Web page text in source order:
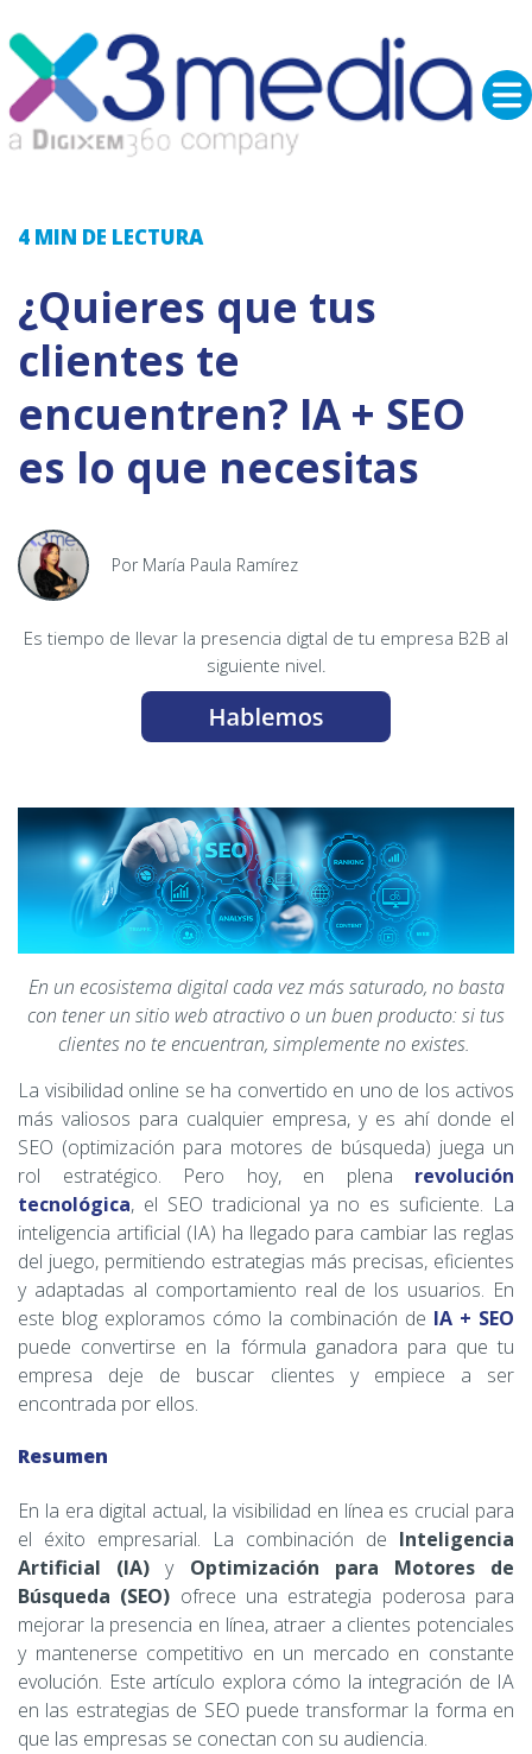
4 MIN DE LECTURA
¿Quieres que tus
clientes te
encuentren? IA + SEO
es lo que necesitas
Por María Paula Ramírez
Es tiempo de llevar la presencia digtal de tu empresa B2B al
siguiente nivel.
En un ecosistema digital cada vez más saturado, no basta
con tener un sitio web atractivo o un buen producto: si tus
clientes no te encuentran, simplemente no existes.
La visibilidad online se ha convertido en uno de los activos
más valiosos para cualquier empresa, y es ahí donde el
SEO (optimización para motores de búsqueda) juega un
rol estratégico. Pero hoy, en plena revolución
tecnológica, el SEO tradicional ya no es suficiente. La
inteligencia artificial (IA) ha llegado para cambiar las reglas
del juego, permitiendo estrategias más precisas, eficientes
y adaptadas al comportamiento real de los usuarios. En
este blog exploramos cómo la combinación de IA + SEO
puede convertirse en la fórmula ganadora para que tu
empresa deje de buscar clientes y empiece a ser
encontrada por ellos.
Resumen
En la era digital actual, la visibilidad en línea es crucial para
el éxito empresarial. La combinación de Inteligencia
Artificial (IA) y Optimización para Motores de
Búsqueda (SEO) ofrece una estrategia poderosa para
mejorar la presencia en línea, atraer a clientes potenciales
y mantenerse competitivo en un mercado en constante
evolución. Este artículo explora cómo la integración de IA
en las estrategias de SEO puede transformar la forma en
que las empresas se conectan con su audiencia.